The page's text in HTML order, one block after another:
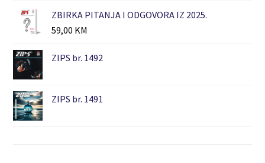
ZBIRKA PITANJA I ODGOVORA IZ 2025.
59,00 KM
ZIPS br. 1492
ZIPS br. 1491